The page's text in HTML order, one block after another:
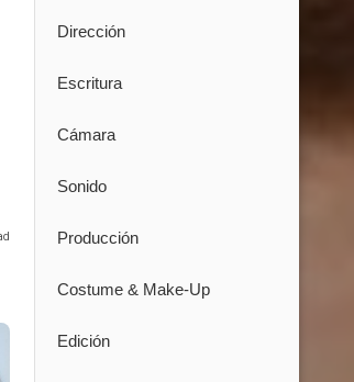
Dirección
Escritura
Cámara
Sonido
Producción
Costume & Make-Up
Edición